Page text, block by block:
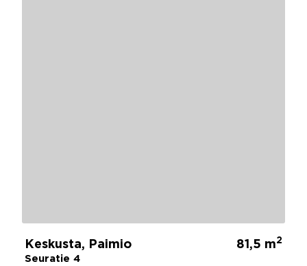
Keskusta, Paimio
Seuratie 4
81,5 m2